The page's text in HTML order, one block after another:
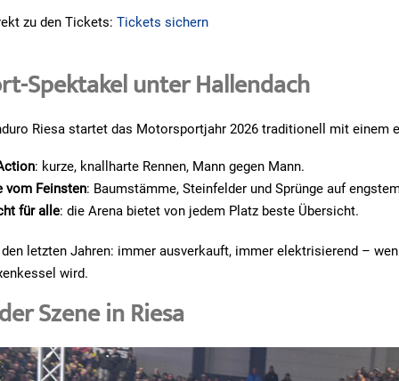
zu den Tickets:Tickets sichern
Spektakel unter Hallendach
Riesa startet das Motorsportjahr 2026 traditionell mit einem
: kurze, knallharte Rennen, Mann gegen Mann.
vom Feinsten: Baumstämme, Steinfelder und Sprünge auf
für alle: die Arena bietet von jedem Platz beste Übersicht.
letzten Jahren: immer ausverkauft, immer elektrisierend –
wird.
Szene in Riesa